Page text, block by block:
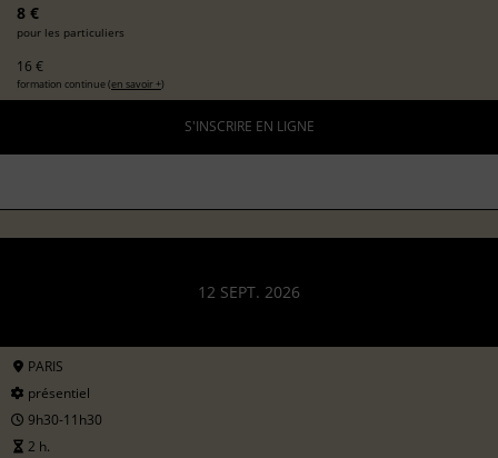
8 €
pour les particuliers
16 €
formation continue (en savoir +)
S'INSCRIRE EN LIGNE
12 SEPT. 2026
PARIS
présentiel
9h30-11h30
2 h.